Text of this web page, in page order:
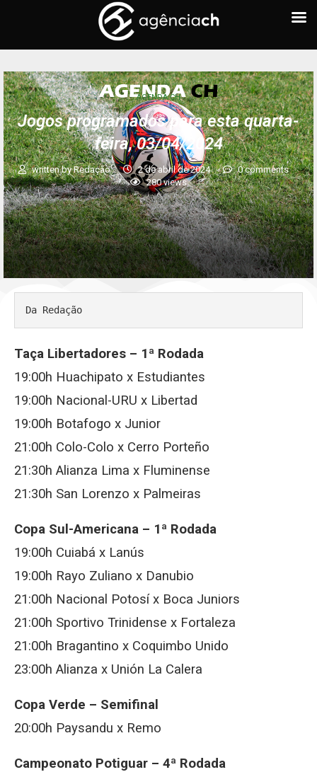
AGENDA CH
Jogos programados para esta quarta-
feira, 03/04/2024
written byRedação 2 de abril de 2024
0 comments
280views
Da Redação
Taça Libertadores – 1ª Rodada
19:00h Huachipato x Estudiantes
19:00h Nacional-URU x Libertad
19:00h Botafogo x Junior
21:00h Colo-Colo x Cerro Porteño
21:30h Alianza Lima x Fluminense
21:30h San Lorenzo x Palmeiras
Copa Sul-Americana – 1ª Rodada
19:00h Cuiabá x Lanús
19:00h Rayo Zuliano x Danubio
21:00h Nacional Potosí x Boca Juniors
21:00h Sportivo Trinidense x Fortaleza
21:00h Bragantino x Coquimbo Unido
23:00h Alianza x Unión La Calera
Copa Verde – Semifinal
20:00h Paysandu x Remo
Campeonato Potiguar – 4ª Rodada